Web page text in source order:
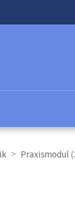
Praxismodul